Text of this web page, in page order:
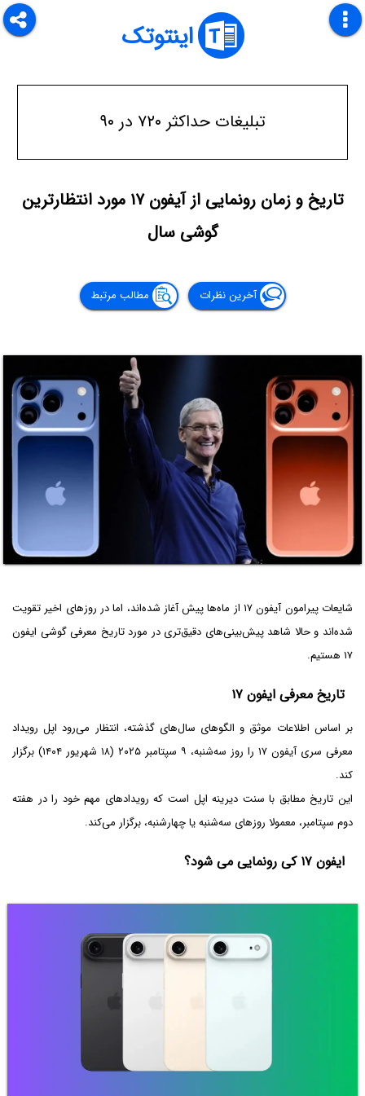
اینتوتک
تبلیغات حداکثر ۷۲۰ در ۹۰
تاریخ و زمان رونمایی از آیفون ۱۷ مورد انتظارترین
گوشی سال
آخرین نظرات مطالب مرتبط
شایعات پیرامون آیفون ۱۷ از ماه‌ها پیش آغاز شده‌اند، اما در روزهای اخیر تقویت
شده‌اند و حالا شاهد پیش‌بینی‌های دقیق‌تری در مورد تاریخ معرفی گوشی ایفون
۱۷ هستیم.
تاریخ معرفی ایفون ۱۷
بر اساس اطلاعات موثق و الگوهای سال‌های گذشته، انتظار می‌رود اپل رویداد
معرفی سری آیفون ۱۷ را روز سه‌شنبه، ۹ سپتامبر ۲۰۲۵ (۱۸ شهریور ۱۴۰۴) برگزار
کند.
این تاریخ مطابق با سنت دیرینه اپل است که رویدادهای مهم خود را در هفته
دوم سپتامبر، معمولا روزهای سه‌شنبه یا چهارشنبه، برگزار می‌کند.
ایفون ۱۷ کی رونمایی می شود؟